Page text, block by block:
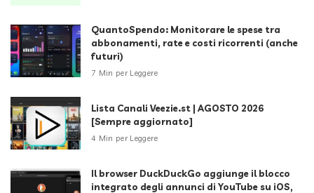
QuantoSpendo: Monitorare le spese tra
abbonamenti, rate e costi ricorrenti (anche
futuri)
7 Min per Leggere
Lista Canali Veezie.st | AGOSTO 2026
[Sempre aggiornato]
4 Min per Leggere
Il browser DuckDuckGo aggiunge il blocco
integrato degli annunci di YouTube su iOS,